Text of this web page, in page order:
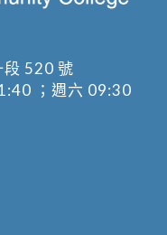
段 520 號
；週六 09:30